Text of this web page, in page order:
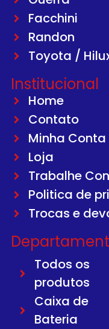
Facchini
Randon
Toyota /
Institucional
Home
Contato
Minha Conta
Loja
Trabalhe
Politica de
Trocas e
Todos os
produtos
Caixa de
Bateria